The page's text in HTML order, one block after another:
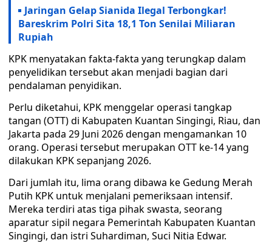
Jaringan Gelap Sianida Ilegal Terbongkar!
Bareskrim Polri Sita 18,1 Ton Senilai Miliaran
Rupiah
KPK menyatakan fakta-fakta yang terungkap dalam
penyelidikan tersebut akan menjadi bagian dari
pendalaman penyidikan.
Perlu diketahui, KPK menggelar operasi tangkap
tangan (OTT) di Kabupaten Kuantan Singingi, Riau, dan
Jakarta pada 29 Juni 2026 dengan mengamankan 10
orang. Operasi tersebut merupakan OTT ke-14 yang
dilakukan KPK sepanjang 2026.
Dari jumlah itu, lima orang dibawa ke Gedung Merah
Putih KPK untuk menjalani pemeriksaan intensif.
Mereka terdiri atas tiga pihak swasta, seorang
aparatur sipil negara Pemerintah Kabupaten Kuantan
Singingi, dan istri Suhardiman, Suci Nitia Edwar.